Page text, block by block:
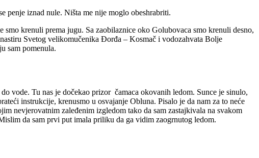
penje iznad nule. Ništa me nije moglo obeshrabriti.
krenuli prema jugu. Sa zaobilaznice oko Golubovaca smo krenuli desno,
Svetog velikomučenika Đorđa – Kosmač i vodozahvata Bolje
sam pomenula.
vode. Tu nas je dočekao prizor čamaca okovanih ledom. Sunce je sinulo,
instrukcije, krenusmo u osvajanje Obluna. Pisalo je da nam za to neće
nevjerovatnim zaleđenim izgledom tako da sam zastajkivala na svakom
da sam prvi put imala priliku da ga vidim zaogrnutog ledom.